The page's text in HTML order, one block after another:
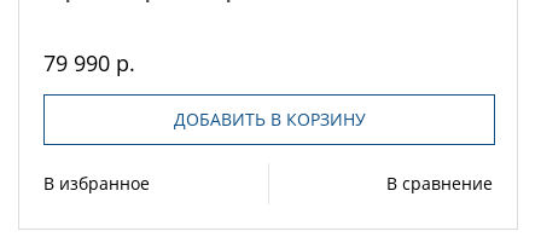
79 990 р.
ДОБАВИТЬ В КОРЗИНУ
В избранное В сравнение